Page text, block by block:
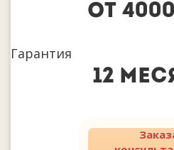
от
Гарантия
12